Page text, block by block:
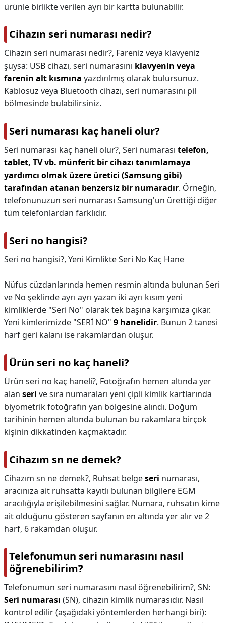
ürünle birlikte verilen ayrı bir kartta bulunabilir.
Cihazın seri numarası nedir?
Cihazın seri numarası nedir?, Fareniz veya klavyeniz
şuysa: USB cihazı, seri numarasını klavyenin veya
farenin alt kısmına yazdırılmış olarak bulursunuz.
Kablosuz veya Bluetooth cihazı, seri numarasını pil
bölmesinde bulabilirsiniz.
Seri numarası kaç haneli olur?
Seri numarası kaç haneli olur?, Seri numarası telefon,
tablet, TV vb. münferit bir cihazı tanımlamaya
yardımcı olmak üzere üretici (Samsung gibi)
tarafından atanan benzersiz bir numaradır. Örneğin,
telefonunuzun seri numarası Samsung'un ürettiği diğer
tüm telefonlardan farklıdır.
Seri no hangisi?
Seri no hangisi?, Yeni Kimlikte Seri No Kaç Hane
Nüfus cüzdanlarında hemen resmin altında bulunan Seri
ve No şeklinde ayrı ayrı yazan iki ayrı kısım yeni
kimliklerde "Seri No" olarak tek başına karşımıza çıkar.
Yeni kimlerimizde "SERİ NO" 9 hanelidir. Bunun 2 tanesi
harf geri kalanı ise rakamlardan oluşur.
Ürün seri no kaç haneli?
Ürün seri no kaç haneli?, Fotoğrafın hemen altında yer
alan seri ve sıra numaraları yeni çipli kimlik kartlarında
biyometrik fotoğrafın yan bölgesine alındı. Doğum
tarihinin hemen altında bulunan bu rakamlara birçok
kişinin dikkatinden kaçmaktadır.
Cihazım sn ne demek?
Cihazım sn ne demek?, Ruhsat belgeseri numarası,
aracınıza ait ruhsatta kayıtlı bulunan bilgilere EGM
aracılığıyla erişilebilmesini sağlar. Numara, ruhsatın kime
ait olduğunu gösteren sayfanın en altında yer alır ve 2
harf, 6 rakamdan oluşur.
Telefonumun seri numarasını nasıl
öğrenebilirim?
Telefonumun seri numarasını nasıl öğrenebilirim?, SN:
Seri numarası (SN), cihazın kimlik numarasıdır. Nasıl
kontrol edilir (aşağıdaki yöntemlerden herhangi biri):